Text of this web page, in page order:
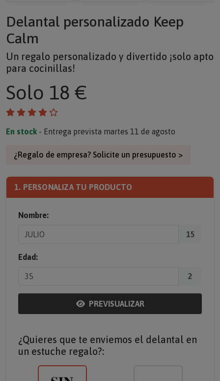
Delantal personalizado Keep
Calm
Un regalo personalizado y divertido ¡solo apto
para cocinillas!
Solo 18 €
En stock - Entrega prevista martes 11 de agosto
¿Regalo de empresa? Solicite un presupuesto >
1. PERSONALIZA TU PRODUCTO
Nombre:
15
Edad:
2
PREVISUALIZAR
¿Quieres que te enviemos el delantal en
un estuche regalo?: